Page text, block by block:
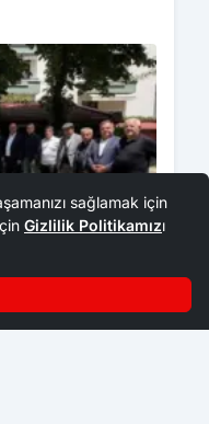
fiyatları çiftçimizi
sağlamak için
Gizlilik Politikamızı